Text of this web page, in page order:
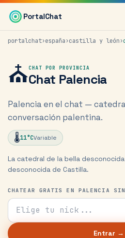
Saltar al contenido principal
PortalChat
portalchat›españa›castilla y león›
⛪CHAT POR PROVINCIA
Chat Palencia
Palencia en el chat —
conversación palentina.
🌡️11°CVariable
La catedral de la bella
desconocida de Castilla.
CHATEAR GRATIS EN PALENCIA
Tu nick para el chat
Entrar →